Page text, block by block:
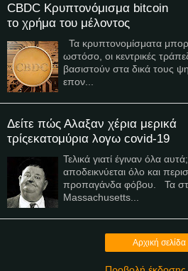
CBDC Κρυπτονόμισμα bitcoin
το χρήμα του μέλοντος
Τα κρυπτονομίσματα
ωστόσο, οι κεντρικές
βασιστούν στα δικά τους
επον...
Δείτε πώς Αλαξαν χέρια μερικά
τρίςεκατομύρια λογω covid-19
Τελικά γιατί έγιναν όλα
αποδεικνύεται όλο και
προπαγάνδα φόβου. Τα
Massachusetts...
Αρχική σελίδα